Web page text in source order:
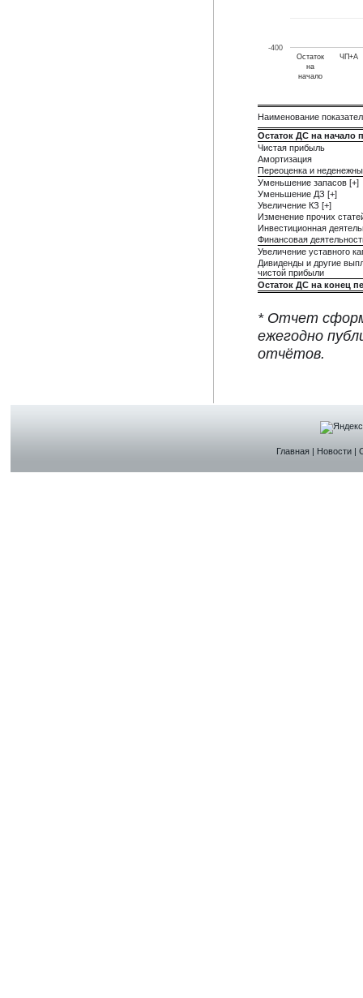
Остаток
на
начало
ЧП+А
-400
Наименование
Остаток ДС на начало
Чистая прибыль
Амортизация
Переоценка и
Уменьшение запасов [+]
Уменьшение ДЗ [+]
Увеличение КЗ [+]
Изменение прочих
Инвестиционная
Финансовая
Увеличение уставного
Дивиденды и другие
чистой прибыли
Остаток ДС на конец
* Отчет
ежегодно
отчётов.
Главная| Новости|